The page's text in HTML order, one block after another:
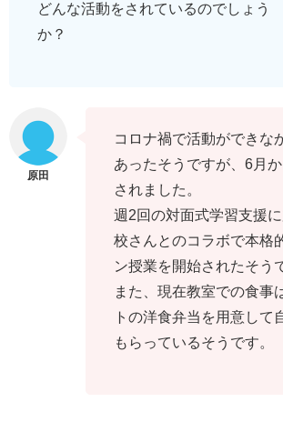
どんな活動をされているのでしょう
か？
コロナ禍で活動ができな
あったそうですが、6月
されました。
週2回の対面式学習支援
校さんとのコラボで本格
ン授業を開始されたそう
また、現在教室での食事
トの洋食弁当を用意して
もらっているそうです。